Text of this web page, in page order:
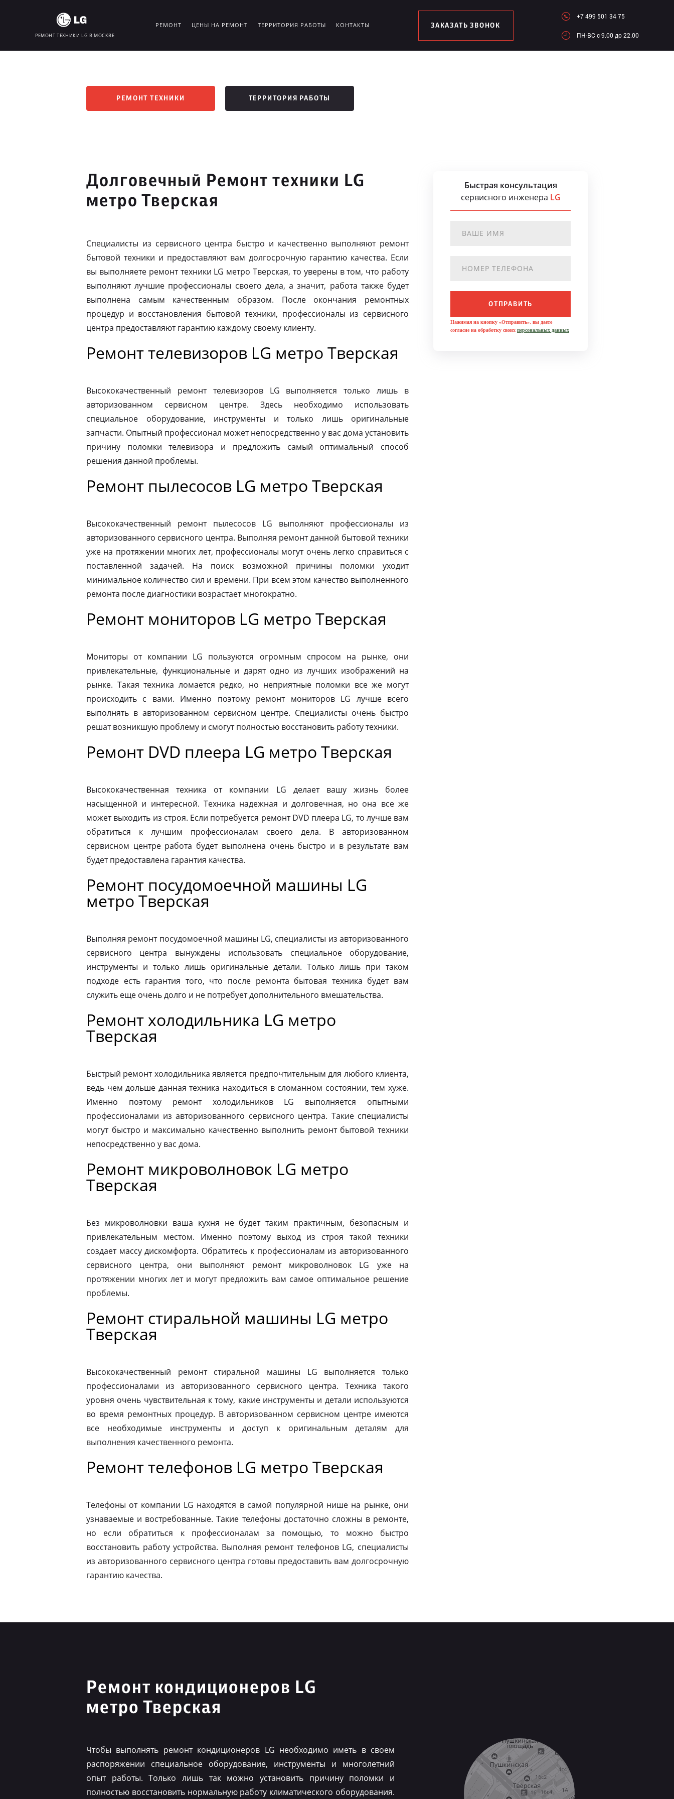
РЕМОНТ ТЕХНИКИ LG В МОСКВЕ
РЕМОНТ ЦЕНЫ НА РЕМОНТ ТЕРРИТОРИЯ РАБОТЫ КОНТАКТЫ ЗАКАЗАТЬ ЗВОНОК
+7 499 501 34 75
ПН-ВC c 9.00 до 22.00
РЕМОНТ ТЕХНИКИ ТЕРРИТОРИЯ РАБОТЫ
Долговечный Ремонт техники LG
метро Тверская
Специалисты из сервисного центра быстро и качественно выполняют ремонт
бытовой техники и предоставляют вам долгосрочную гарантию качества. Если
вы выполняете ремонт техники LG метро Тверская, то уверены в том, что работу
выполняют лучшие профессионалы своего дела, а значит, работа также будет
выполнена самым качественным образом. После окончания ремонтных
процедур и восстановления бытовой техники, профессионалы из сервисного
центра предоставляют гарантию каждому своему клиенту.
Ремонт телевизоров LG метро Тверская
Высококачественный ремонт телевизоров LG выполняется только лишь в
авторизованном сервисном центре. Здесь необходимо использовать
специальное оборудование, инструменты и только лишь оригинальные
запчасти. Опытный профессионал может непосредственно у вас дома установить
причину поломки телевизора и предложить самый оптимальный способ
решения данной проблемы.
Ремонт пылесосов LG метро Тверская
Высококачественный ремонт пылесосов LG выполняют профессионалы из
авторизованного сервисного центра. Выполняя ремонт данной бытовой техники
уже на протяжении многих лет, профессионалы могут очень легко справиться с
поставленной задачей. На поиск возможной причины поломки уходит
минимальное количество сил и времени. При всем этом качество выполненного
ремонта после диагностики возрастает многократно.
Ремонт мониторов LG метро Тверская
Мониторы от компании LG пользуются огромным спросом на рынке, они
привлекательные, функциональные и дарят одно из лучших изображений на
рынке. Такая техника ломается редко, но неприятные поломки все же могут
происходить с вами. Именно поэтому ремонт мониторов LG лучше всего
выполнять в авторизованном сервисном центре. Специалисты очень быстро
решат возникшую проблему и смогут полностью восстановить работу техники.
Ремонт DVD плеера LG метро Тверская
Высококачественная техника от компании LG делает вашу жизнь более
насыщенной и интересной. Техника надежная и долговечная, но она все же
может выходить из строя. Если потребуется ремонт DVD плеера LG, то лучше вам
обратиться к лучшим профессионалам своего дела. В авторизованном
сервисном центре работа будет выполнена очень быстро и в результате вам
будет предоставлена гарантия качества.
Ремонт посудомоечной машины LG
метро Тверская
Выполняя ремонт посудомоечной машины LG, специалисты из авторизованного
сервисного центра вынуждены использовать специальное оборудование,
инструменты и только лишь оригинальные детали. Только лишь при таком
подходе есть гарантия того, что после ремонта бытовая техника будет вам
служить еще очень долго и не потребует дополнительного вмешательства.
Ремонт холодильника LG метро
Тверская
Быстрый ремонт холодильника является предпочтительным для любого клиента,
ведь чем дольше данная техника находиться в сломанном состоянии, тем хуже.
Именно поэтому ремонт холодильников LG выполняется опытными
профессионалами из авторизованного сервисного центра. Такие специалисты
могут быстро и максимально качественно выполнить ремонт бытовой техники
непосредственно у вас дома.
Ремонт микроволновок LG метро
Тверская
Без микроволновки ваша кухня не будет таким практичным, безопасным и
привлекательным местом. Именно поэтому выход из строя такой техники
создает массу дискомфорта. Обратитесь к профессионалам из авторизованного
сервисного центра, они выполняют ремонт микроволновок LG уже на
протяжении многих лет и могут предложить вам самое оптимальное решение
проблемы.
Ремонт стиральной машины LG метро
Тверская
Высококачественный ремонт стиральной машины LG выполняется только
профессионалами из авторизованного сервисного центра. Техника такого
уровня очень чувствительная к тому, какие инструменты и детали используются
во время ремонтных процедур. В авторизованном сервисном центре имеются
все необходимые инструменты и доступ к оригинальным деталям для
выполнения качественного ремонта.
Ремонт телефонов LG метро Тверская
Телефоны от компании LG находятся в самой популярной нише на рынке, они
узнаваемые и востребованные. Такие телефоны достаточно сложны в ремонте,
но если обратиться к профессионалам за помощью, то можно быстро
восстановить работу устройства. Выполняя ремонт телефонов LG, специалисты
из авторизованного сервисного центра готовы предоставить вам долгосрочную
гарантию качества.
Быстрая консультация
сервисного инженера LG
ОТПРАВИТЬ
Нажимая на кнопку «Отправить», вы даете
согласие на обработку своих персональных данных
Ремонт кондиционеров LG
метро Тверская
Чтобы выполнять ремонт кондиционеров LG необходимо иметь в своем
распоряжении специальное оборудование, инструменты и многолетний
опыт работы. Только лишь так можно установить причину поломки и
полностью восстановить нормальную работу климатического оборудования.